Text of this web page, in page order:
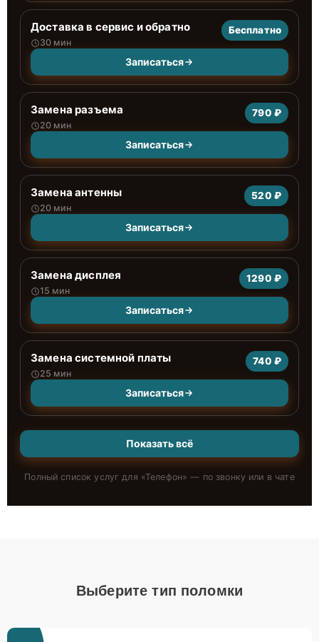
Доставка в сервис и обратно
30 мин
Бесплатно
Записаться
Замена разъема
20 мин
790 ₽
Записаться
Замена антенны
20 мин
520 ₽
Записаться
Замена дисплея
15 мин
1290 ₽
Записаться
Замена системной платы
25 мин
740 ₽
Записаться
Показать всё
Полный список услуг для «Телефон» — по звонку или в чате
Выберите тип поломки